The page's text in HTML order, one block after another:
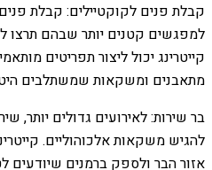
קבלת פנים לקוקטיילים: קבלת
למפגשים קטנים יותר שבהם תרצו
קייטרינג יכול ליצור תפריטים
מתאבנים ומשקאות שמשתלבים
בר שירות: לאירועים גדולים יותר,
להגיש משקאות אלכוהוליים.
אזור הבר ולספק ברמנים שיודעים